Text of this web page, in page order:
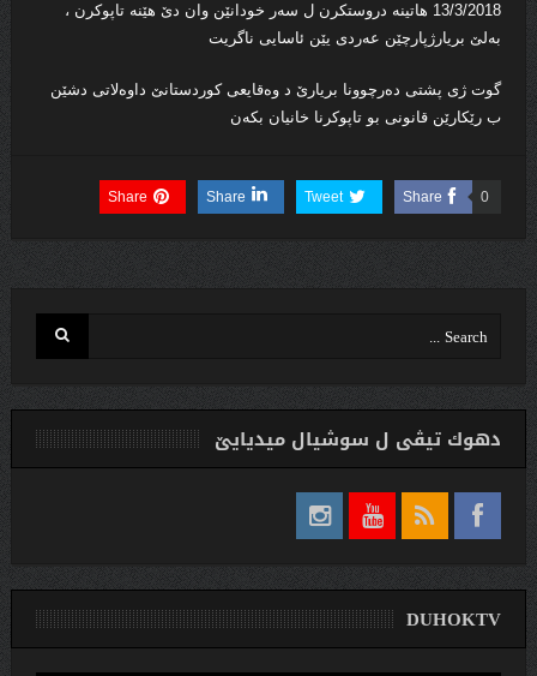
13/3/2018 هاتینه‌ دروستكرن ل سه‌ر خودانێن وان دێ هێنه‌ تاپوكرن ،
به‌لێ بریارژپارچێن عه‌ردى یێن ئاسایى ناگریت
گوت ژى پشتى ده‌رچوونا بریارێ‌ د وه‌قایعى كوردستانێ داوه‌لاتى دشێن
ب رێكارێن قانونى بو تاپوكرنا خانیان بكه‌ن
Share 0
Tweet
Share
Share
دهوك تیڤی ل سوشیال ميديایێ
DUHOKTV